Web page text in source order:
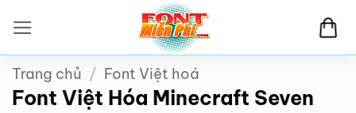
qua
nội
dung
Trang chủ / Font Việt hoá
Font Việt Hóa Minecraft Seven